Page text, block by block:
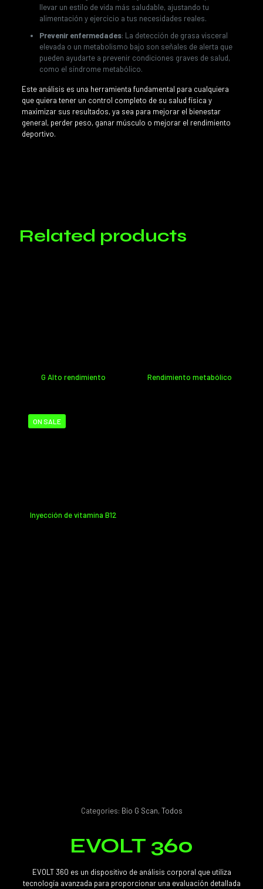
llevar un estilo de vida más saludable, ajustando tu
alimentación y ejercicio a tus necesidades reales.
Prevenir enfermedades: La detección de grasa visceral
elevada o un metabolismo bajo son señales de alerta que
pueden ayudarte a prevenir condiciones graves de salud,
como el síndrome metabólico.
Este análisis es una herramienta fundamental para cualquiera
que quiera tener un control completo de su salud física y
maximizar sus resultados, ya sea para mejorar el bienestar
general, perder peso, ganar músculo o mejorar el rendimiento
deportivo.
Related products
G Alto rendimiento Rendimiento metabólico
ON SALE
Inyección de vitamina B12
EVOLT 360
EVOLT 360 es un dispositivo de análisis corporal que utiliza
tecnología avanzada para proporcionar una evaluación detallada
Categories: Bio G Scan,Todos